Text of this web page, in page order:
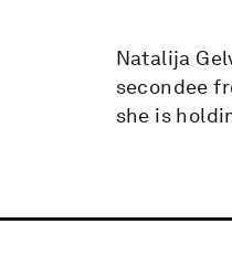
Natalija
secondee
she is